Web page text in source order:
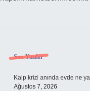
Sidebar
Son Yazılar
Kalp krizi anında evde ne
Ağustos 7, 2026